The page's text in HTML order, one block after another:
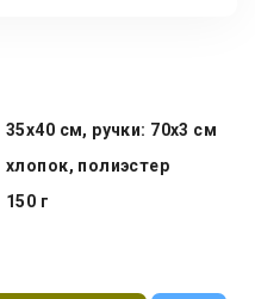
35х40 см, ручки: 70х3 см
хлопок, полиэстер
150 г